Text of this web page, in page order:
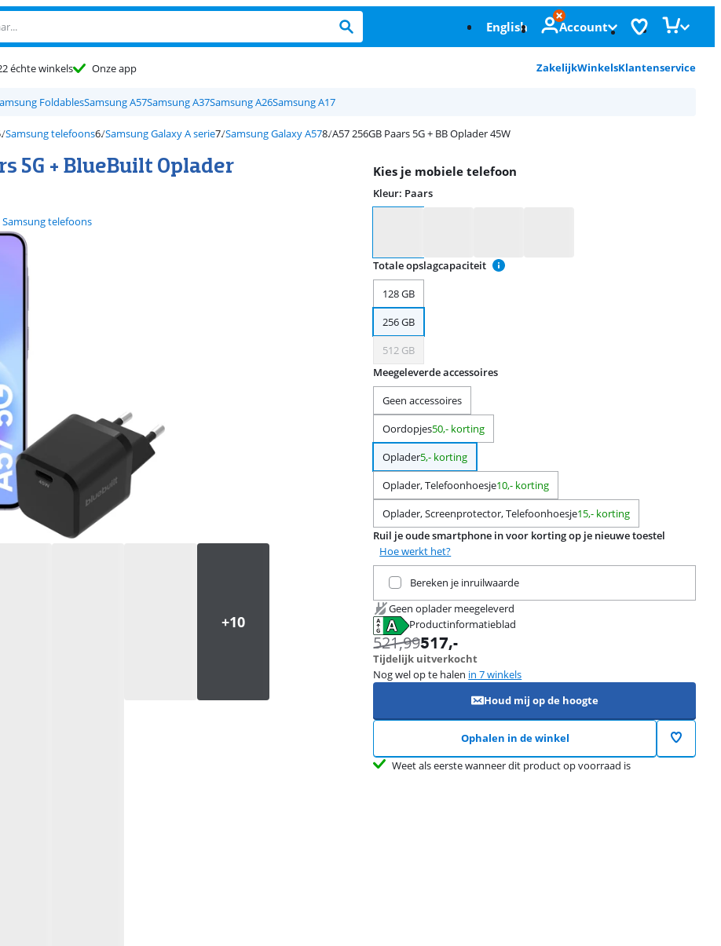
English Account
échte winkels Onze app ZakelijkWinkelsKlantenservice
FoldablesSamsung A57Samsung A37Samsung A26Samsung A17
Samsung telefoons Samsung Galaxy A serie Samsung Galaxy A57 A57 256GB Paars 5G + BB Oplader 45W
5G + BlueBuilt Oplader
Samsung telefoons
Kies je mobiele telefoon
Kleur: Paars
Totale opslagcapaciteit
128 GB
256 GB
512 GB
Meegeleverde accessoires
Geen accessoires
Oordopjes50,- korting
Oplader5,- korting
Oplader, Telefoonhoesje10,- korting
Oplader, Screenprotector, Telefoonhoesje15,- korting
Ruil je oude smartphone in voor korting op je nieuwe toestel
Hoe werkt het?
Bereken je inruilwaarde
Geen oplader meegeleverd
Productinformatieblad
opent in nieuw tabblad
521,99517,-
Tijdelijk uitverkocht
Nog wel op te halen in 7 winkels
Houd mij op de hoogte
Ophalen in de winkel
Weet als eerste wanneer dit product op voorraad is